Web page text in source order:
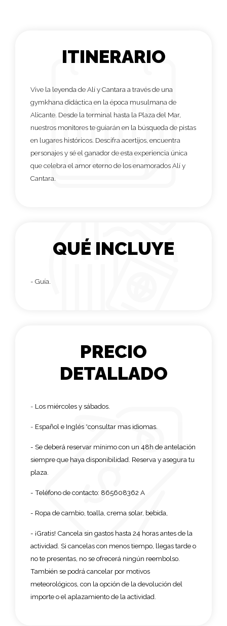
ITINERARIO
Vive la leyenda de Alí y Cantara a través de una
gymkhana didáctica en la época musulmana de
Alicante. Desde la terminal hasta la Plaza del Mar,
nuestros monitores te guiarán en la búsqueda de pistas
en lugares históricos. Descifra acertijos, encuentra
personajes y sé el ganador de esta experiencia única
que celebra el amor eterno de los enamorados Alí y
Cantara.
QUÉ INCLUYE
- Guía.
PRECIO
DETALLADO
- Los miércoles y sábados.
- Español e Inglés *consultar mas idiomas.
- Se deberá reservar mínimo con un 48h de antelación
siempre que haya disponibilidad. Reserva y asegura tu
plaza.
- Teléfono de contacto: 865608362 A
- Ropa de cambio, toalla, crema solar, bebida,
- ¡Gratis! Cancela sin gastos hasta 24 horas antes de la
actividad. Si cancelas con menos tiempo, llegas tarde o
no te presentas, no se ofrecerá ningún reembolso.
También se podrá cancelar por motivos
meteorológicos, con la opción de la devolución del
importe o el aplazamiento de la actividad.